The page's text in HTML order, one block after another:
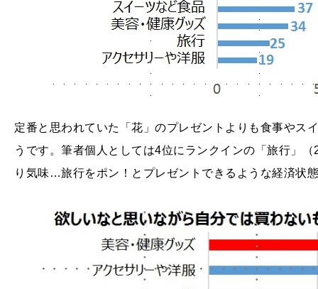
定番と思われていた「花」のプレゼントよりも食事やス
うです。筆者個人としては4位にランクインの「旅行」
り気味…旅行をポン！とプレゼントできるような経済状